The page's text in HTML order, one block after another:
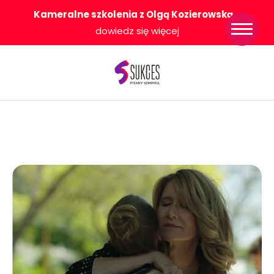
Kameralne szkolenia z Olgą Kozierowską-
dowiedz się więcej
Strona główna
Konkurs Sukces